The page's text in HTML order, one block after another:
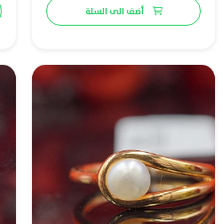
أضف الى السلة